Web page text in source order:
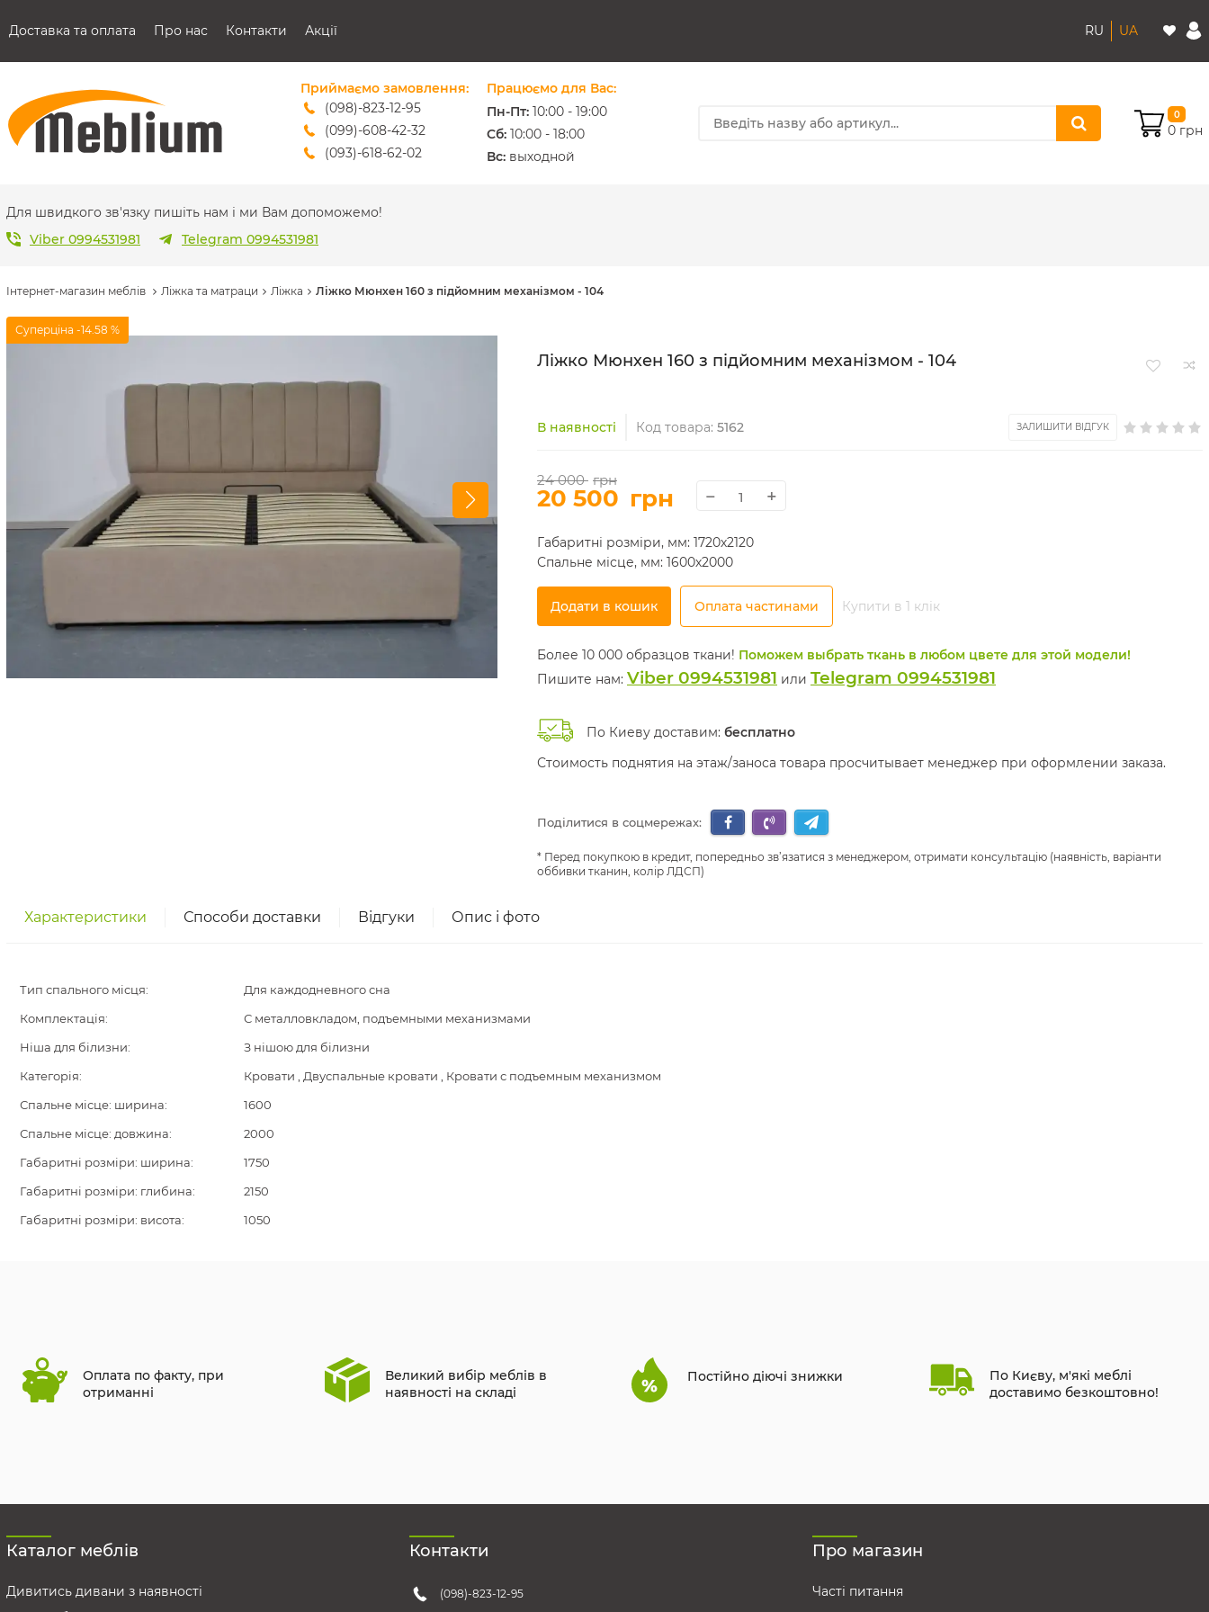
Доставка та оплата Про нас Контакти Акції RU UA
Приймаємо замовлення:
(098)-823-12-95
(099)-608-42-32
(093)-618-62-02
sales@meblium.com.ua
Працюємо для Вас:
Пн-Пт: 10:00 - 19:00
Cб: 10:00 - 18:00
Вс: выходной
0
0 грн
Для швидкого зв'язку пишіть нам і ми Вам допоможемо!
Viber 0994531981
Telegram 0994531981
Інтернет-магазин меблів Ліжка та матраци Ліжка Ліжко Мюнхен 160 з підйомним механізмом - 104
Суперціна -14.58 %
Ліжко Мюнхен 160 з підйомним механізмом - 104
В наявності Код товара: 5162 ЗАЛИШИТИ ВІДГУК
24 000 грн
20 500 грн − +
Габаритні розміри, мм: 1720х2120
Спальне місце, мм: 1600х2000
Додати в кошик Оплата частинами Купити в 1 клік
Более 10 000 образцов ткани! Поможем выбрать ткань в любом цвете для этой модели!
Пишите нам: Viber 0994531981 или Telegram 0994531981
По Киеву доставим: бесплатно
Стоимость поднятия на этаж/заноса товара просчитывает менеджер при оформлении заказа.
Поділитися в соцмережах:
Перед покупкою в кредит, попередньо зв’язатися з менеджером, отримати консультацію (наявність, варіанти
оббивки тканин, колір ЛДСП)
Характеристики Способи доставки Відгуки Опис і фото
Тип спального місця:
Для каждодневного сна
Комплектація:
С металловкладом, подъемными механизмами
Ніша для білизни:
З нішою для білизни
Категорія:
Кровати , Двуспальные кровати , Кровати с подъемным механизмом
Спальне місце: ширина:
1600
Спальне місце: довжина:
2000
Габаритні розміри: ширина:
1750
Габаритні розміри: глибина:
2150
Габаритні розміри: висота:
1050
Оплата по факту, при
отриманні
Великий вибір меблів в
наявності на складі
Постійно діючі знижки
По Києву, м'які меблі
доставимо безкоштовно!
Каталог меблів
Дивитись дивани з наявності
Контакти
(098)-823-12-95
Про магазин
Часті питання